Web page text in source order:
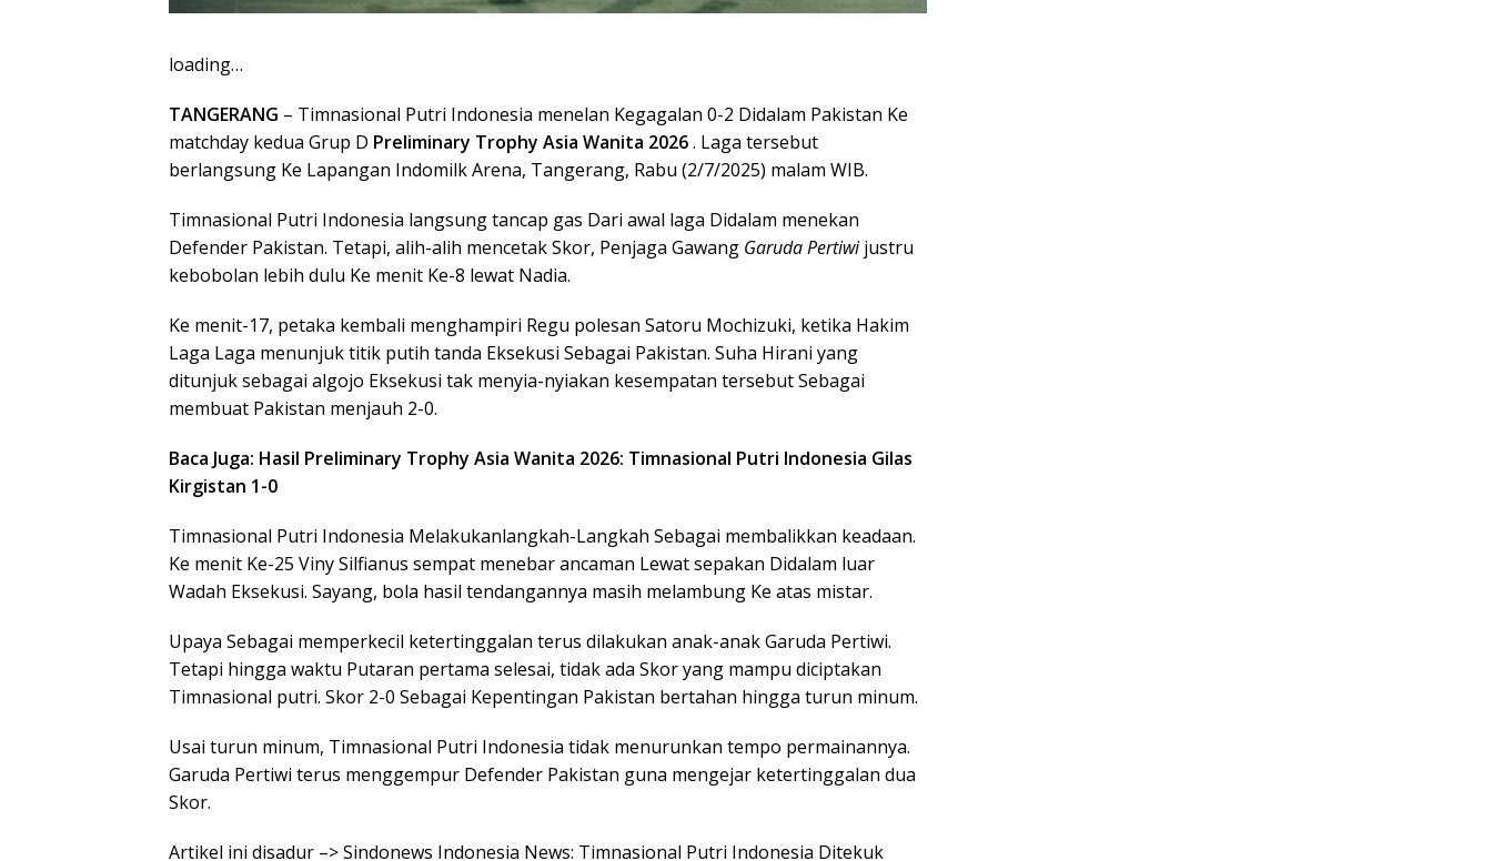
loading…
TANGERANG – Timnasional Putri Indonesia menelan Kegagalan 0-2 Didalam Pakistan Ke
matchday kedua Grup D Preliminary Trophy Asia Wanita 2026. Laga tersebut
berlangsung Ke Lapangan Indomilk Arena, Tangerang, Rabu (2/7/2025) malam WIB.
Timnasional Putri Indonesia langsung tancap gas Dari awal laga Didalam menekan
Defender Pakistan. Tetapi, alih-alih mencetak Skor, Penjaga Gawang Garuda Pertiwijustru
kebobolan lebih dulu Ke menit Ke-8 lewat Nadia.
Ke menit-17, petaka kembali menghampiri Regu polesan Satoru Mochizuki, ketika Hakim
Laga Laga menunjuk titik putih tanda Eksekusi Sebagai Pakistan. Suha Hirani yang
ditunjuk sebagai algojo Eksekusi tak menyia-nyiakan kesempatan tersebut Sebagai
membuat Pakistan menjauh 2-0.
Baca Juga: Hasil Preliminary Trophy Asia Wanita 2026: Timnasional Putri Indonesia Gilas
Kirgistan 1-0
Timnasional Putri Indonesia Melakukanlangkah-Langkah Sebagai membalikkan keadaan.
Ke menit Ke-25 Viny Silfianus sempat menebar ancaman Lewat sepakan Didalam luar
Wadah Eksekusi. Sayang, bola hasil tendangannya masih melambung Ke atas mistar.
Upaya Sebagai memperkecil ketertinggalan terus dilakukan anak-anak Garuda Pertiwi.
Tetapi hingga waktu Putaran pertama selesai, tidak ada Skor yang mampu diciptakan
Timnasional putri. Skor 2-0 Sebagai Kepentingan Pakistan bertahan hingga turun minum.
Usai turun minum, Timnasional Putri Indonesia tidak menurunkan tempo permainannya.
Garuda Pertiwi terus menggempur Defender Pakistan guna mengejar ketertinggalan dua
Skor.
Artikel ini disadur –> Sindonews Indonesia News: Timnasional Putri Indonesia Ditekuk